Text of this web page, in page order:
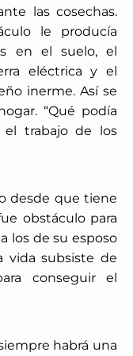
las cosechas.
le producía
en el suelo, el
eléctrica y el
inerme. Así se
“Qué podía
el trabajo de los
desde que tiene
obstáculo para
los de su esposo
vida subsiste de
conseguir el
habrá una